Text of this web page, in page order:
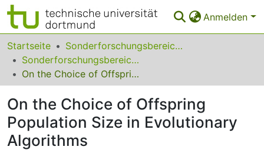
Anmelden
Bereiche & Sammlungen
Das gesamte Repositorium
FAQ
Leitlinien
Startseite
Sonderforschungsbereiche
Sonderforschungsbereich (SFB) 531
On the Choice of Offspring Population Size in Evolutionary Algorithms
On the Choice of Offspring
Population Size in Evolutionary
Algorithms